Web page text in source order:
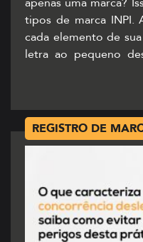
tipos de marca INPI.
cada elemento de
letra ao pequeno
tipos de marcas que
REGISTRO DE